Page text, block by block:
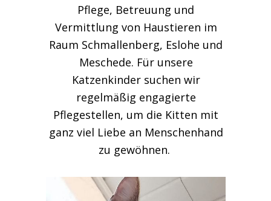
Pflege, Betreuung und
Vermittlung von Haustieren im
Raum Schmallenberg, Eslohe und
Meschede. Für unsere
Katzenkinder suchen wir
regelmäßig engagierte
Pflegestellen, um die Kitten mit
ganz viel Liebe an Menschenhand
zu gewöhnen.